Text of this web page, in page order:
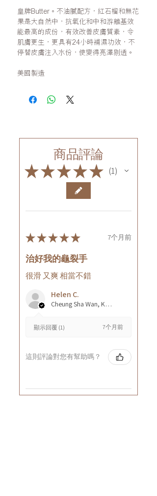
皇牌Butter。不油膩配方，紅石榴和無花
果是大自然中，抗氧化和中和游離基效
能最高的成份，有效改善皮膚質素，令
肌膚更生，更具有24小時補濕功效，不
停替皮膚注入水份，使變得亮澤剔透。
美國製造
商品評論
★★★★★ 1
★★★★★ 7个月前
治好我的龜裂手
很滑 又爽 相當不錯
Helen C.
Cheung Sha Wan, Kowloon., Hong Kong
顯示回覆 (1) 7个月前
這則評論對您有幫助嗎？